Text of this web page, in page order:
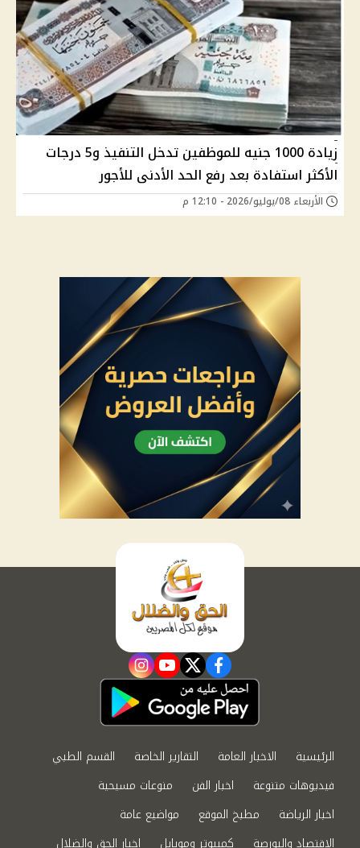
زيادة 1000 جنيه للموظفين تدخل التنفيذ و5 درجات
الأكثر استفادة بعد رفع الحد الأدنى للأجور
الأربعاء 08/يوليو/2026 - 12:10 م
facebook
twitter
youtube
instagram
الرئيسية الاخبار العامة التقارير الخاصة
القسم الطبي
فيديوهات متنوعة
اخبار الفن
منوعات مسيحية
اخبار الرياضة
مطبخ الموقع
مواضيع عامة
الاقتصاد والبورصة
كمبيوتر وموبايل اخبار الحق والضلال